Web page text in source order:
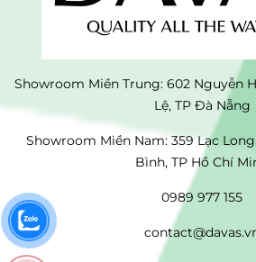
Showroom Miền Trung: 602 Nguyễn
Lệ, TP Đà Nẵng
Showroom Miền Nam: 359 Lạc
Bình, TP Hồ Chí
0989 977 155